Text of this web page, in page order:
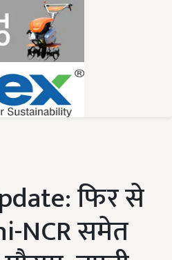
फिर से
NCR समेत